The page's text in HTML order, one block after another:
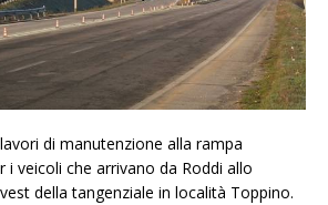
di manutenzione alla rampa
i veicoli che arrivano da Roddi allo
della tangenziale in località Toppino.